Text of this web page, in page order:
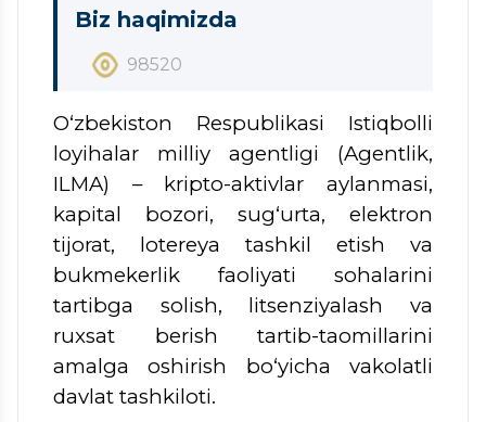
Biz haqimizda
98520
O‘zbekiston Respublikasi Istiqbolli
loyihalar milliy agentligi (Agentlik,
ILMA) – kripto-aktivlar aylanmasi,
kapital bozori, sug‘urta, elektron
tijorat, lotereya tashkil etish va
bukmekerlik faoliyati sohalarini
tartibga solish, litsenziyalash va
ruxsat berish tartib-taomillarini
amalga oshirish bo‘yicha vakolatli
davlat tashkiloti.